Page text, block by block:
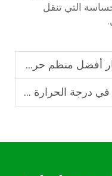
التي تنقل
الحرارة الصناعية